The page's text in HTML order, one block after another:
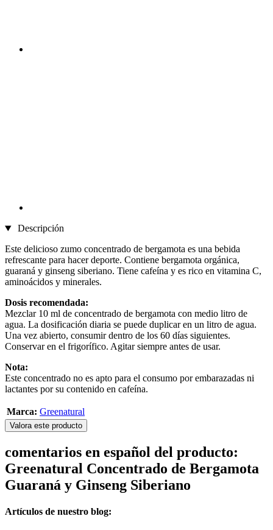
Descripción
Este delicioso zumo concentrado de bergamota es una bebida
refrescante para hacer deporte. Contiene bergamota orgánica,
guaraná y ginseng siberiano. Tiene cafeína y es rico en vitamina C,
aminoácidos y minerales.
Dosis recomendada:
Mezclar 10 ml de concentrado de bergamota con medio litro de
agua. La dosificación diaria se puede duplicar en un litro de agua.
Una vez abierto, consumir dentro de los 60 días siguientes.
Conservar en el frigorífico. Agitar siempre antes de usar.
Nota:
Este concentrado no es apto para el consumo por embarazadas ni
lactantes por su contenido en cafeína.
Marca: Greenatural
Valora este producto
comentarios en español del producto:
Greenatural Concentrado de Bergamota
Guaraná y Ginseng Siberiano
Artículos de nuestro blog: